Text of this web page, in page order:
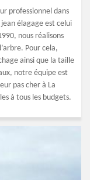
professionnel dans
élagage est celui
nous réalisons
Pour cela,
ainsi que la taille
notre équipe est
pas cher à La
à tous les budgets.